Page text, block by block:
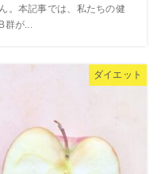
。本記事では、私たちの健
群が...
ダイエット